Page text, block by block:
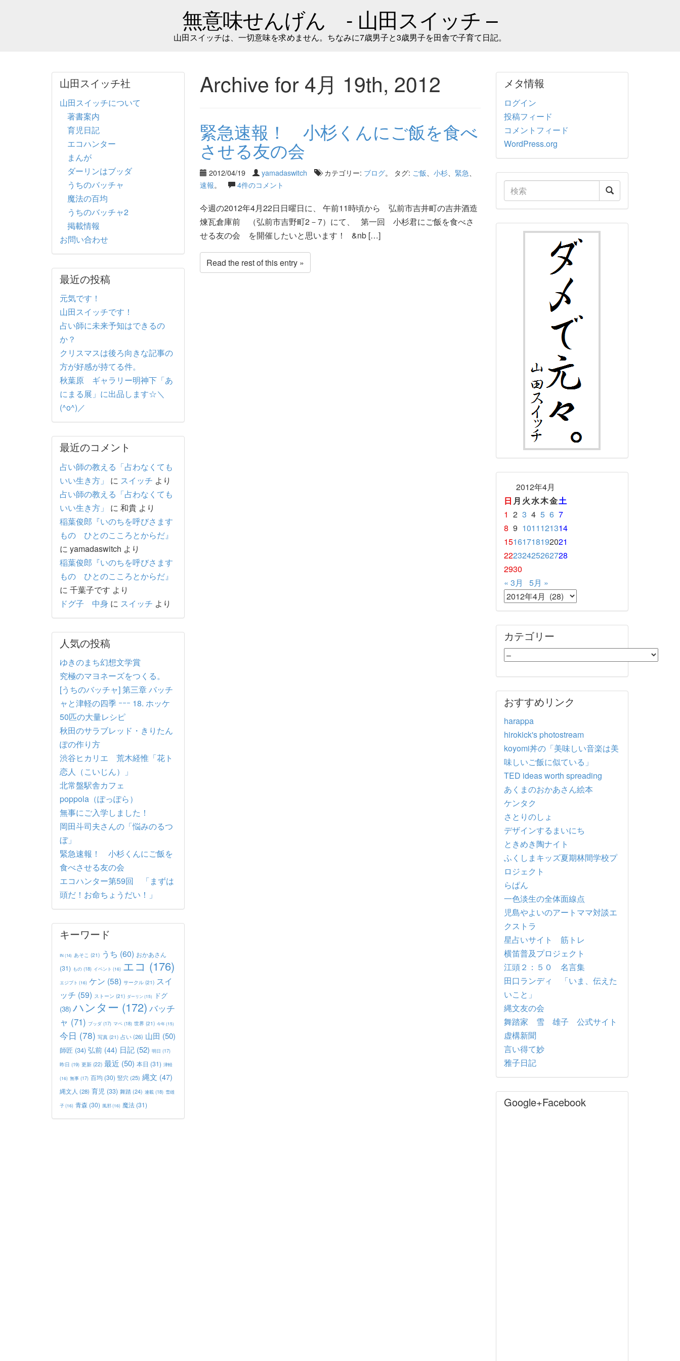
無意味せんげん - 山田スイッチ –
山田スイッチは、一切意味を求めません。ちなみに7歳男子と3歳男子を田舎で子育て日記。
Archive for 4月 19th, 2012
緊急速報！ 小杉くんにご飯を食べ
させる友の会
2012/04/19 yamadaswitch カテゴリー: ブログ。 タグ: ご飯 小杉、 緊急
速報。 4件のコメント
今週の2012年4月22日日曜日に、 午前11時頃から 弘前市吉井町の吉井酒造
煉瓦倉庫前 （弘前市吉野町2－7）にて、 第一回 小杉君にご飯を食べさ
せる友の会 を開催したいと思います！ &nb […]
Read the rest of this entry »
山田スイッチ社
山田スイッチについて
著書案内
育児日記
エコハンター
まんが
ダーリンはブッダ
うちのバッチャ
魔法の百均
うちのバッチャ2
掲載情報
お問い合わせ
最近の投稿
元気です！
山田スイッチです！
占い師に未来予知はできるの
か？
クリスマスは後ろ向きな記事の
方が好感が持てる件。
秋葉原 ギャラリー明神下「あ
にまる展」に出品します☆＼
(^o^)／
最近のコメント
占い師の教える「占わなくても
いい生き方」
に スイッチ より
占い師の教える「占わなくても
いい生き方」
に 和貴 より
稲葉俊郎『いのちを呼びさます
もの ひとのこころとからだ』
に yamadaswitch より
稲葉俊郎『いのちを呼びさます
もの ひとのこころとからだ』
に 千葉子です より
ドグ子 中身 に スイッチ より
人気の投稿
ゆきのまち幻想文学賞
究極のマヨネーズをつくる。
[うちのバッチャ] 第三章 バッチ
ャと津軽の四季 ｰｰｰ 18. ホッケ
50匹の大量レシピ
秋田のサラブレッド・きりたん
ぽの作り方
渋谷ヒカリエ 荒木経惟「花ト
恋人（こいじん）」
北常盤駅舎カフェ
poppola（ぽっぽら）
無事にご入学しました！
岡田斗司夫さんの「悩みのるつ
ぼ」
緊急速報！ 小杉くんにご飯を
食べさせる友の会
エコハンター第59回 「まずは
頭だ！お命ちょうだい！」
キーワード
IN(14) あそこ (21) うち (60) おかあさん
(31) もの (18) イベント (16) エコ (176)
エジプト (16) ケン (58) サークル (21) スイ
ッチ (59) ストーン (21) ダーリン(15)
ドグ
(38) ハンター (172) バッチ
ャ (71) ブッダ (17) マペ (18) 世界 (21) 今年(15)
今日 (78) 写真 (21) 占い(26) 山田 (50)
師匠 (34) 弘前 (44) 日記 (52) 明日 (17)
昨日 (19) 更新 (22) 最近 (50) 本日 (31) 津軽
(16) 無事 (17) 百均 (30) 竪穴 (25) 縄文 (47)
縄文人 (28) 育児 (33) 舞踏 (24) 連載 (18) 雪雄
子(16) 青森 (30) 風邪(16) 魔法 (31)
メタ情報
ログイン
投稿フィード
コメントフィード
WordPress.org
2012年4月
日 月 火水木金土
1 2 3 4 5 6 7
8 9 1011121314
15161718192021
22232425262728
2930
« 3月
5月 »
カテゴリー
おすすめリンク
harappa
hirokick's photostream
koyomi丼の「美味しい音楽は美
味しいご飯に似ている」
TED ideas worth spreading
あくまのおかあさん絵本
ケンタク
さとりのしょ
デザインするまいにち
ときめき陶ナイト
ふくしまキッズ夏期林間学校プ
ロジェクト
らぱん
一色淡生の全体面線点
児島やよいのアートママ対談エ
クストラ
星占いサイト 筋トレ
横笛普及プロジェクト
江頭２：５０ 名言集
田口ランディ 「いま、伝えた
いこと」
縄文友の会
舞踏家 雪 雄子 公式サイト
虚構新聞
言い得て妙
雅子日記
Google+Facebook